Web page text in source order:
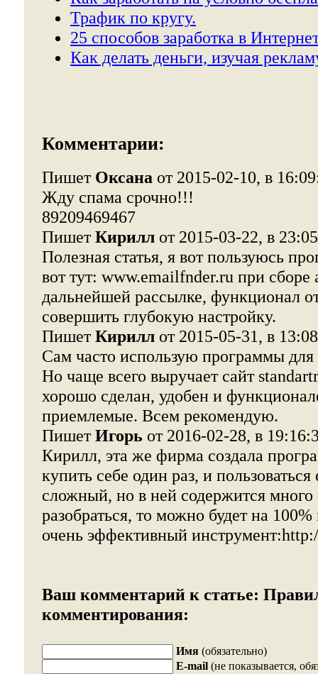
Трафик по кругу.
25 способов заработка в
Как делать деньги, изучая
Комментарии:
Пишет Оксана от 2015-02-10, в
Жду спама срочно!!!
89209469467
ПишетКирилл от 2015-03-22, в
Полезная статья, я вот пользуюсь
вот тут: www.emailfnder.ru при сборе
дальнейшей рассылке, функционал
совершить глубокую настройку.
ПишетКирилл от 2015-05-31, в
Сам часто использую программы для
Но чаще всего выручает сайт
хорошо сделан, удобен и
приемлемые. Всем рекомендую.
ПишетИгорь от 2016-02-28, в
Кирилл, эта же фирма создала
купить себе один раз, и
сложный, но в ней содержится
разобраться, то можно будет на 100%
очень эффективный
Ваш комментарий к статье:
комментирования:
Имя (обязательно)
E-mail (не показывается,